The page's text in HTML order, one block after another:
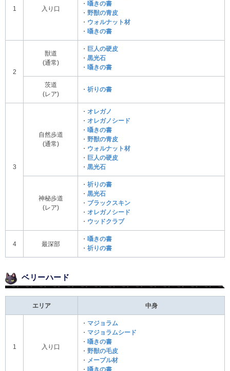
1 入り口
・ 囁きの書
・ 野獣の青皮
・ ウォルナット材
・ 囁きの書
2
獣道
(通常)
・ 巨人の硬皮
・ 黒光石
・ 囁きの書
茨道
(レア)
・ 祈りの書
3
自然歩道
(通常)
・ オレガノ
・ オレガノシード
・ 囁きの書
・ 野獣の青皮
・ ウォルナット材
・ 巨人の硬皮
・ 黒光石
神秘歩道
(レア)
・ 祈りの書
・ 黒光石
・ ブラックスキン
・ オレガノシード
・ ウッドクラブ
4 最深部
・ 囁きの書
・ 祈りの書
ベリーハード
エリア 中身
1 入り口
・ マジョラム
・ マジョラムシード
・ 囁きの書
・ 野獣の毛皮
・
メープル材
・ 囁きの書